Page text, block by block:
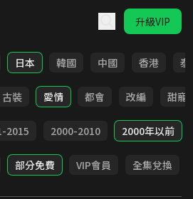
升級VIP
日本 韓國 中國 香港 泰
古裝 愛情 都會 改編 甜寵
2015 2000-2010 2000年以前
部分免費 VIP會員 全集兌換